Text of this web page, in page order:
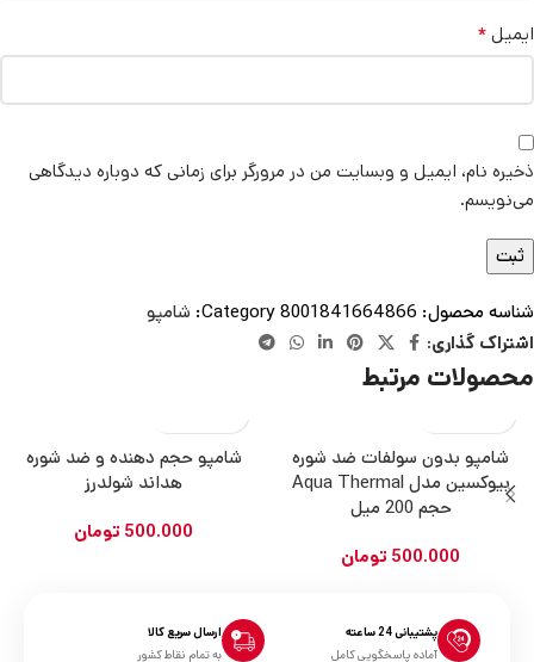
ایمیل*
ذخیره نام، ایمیل و وبسایت من در مرورگر برای زمانی که دوباره دیدگاهی
می‌نویسم.
شناسه محصول: 8001841664866
Category: شامپو
اشتراک گذاری:
محصولات مرتبط
شامپو بدون سولفات ضد شوره
بیوکسین مدل Aqua Thermal
حجم 200 میل
500.000 تومان
شامپو حجم دهنده و ضد شوره
هد‌اند شولدرز
500.000 تومان
ارسال سریع کالا
به تمام نقاط کشور
پشتیبانی 24 ساعته
آماده پاسخگویی کامل